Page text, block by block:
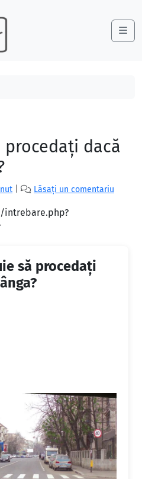
dacă
Lăsați un comentariu
să procedați